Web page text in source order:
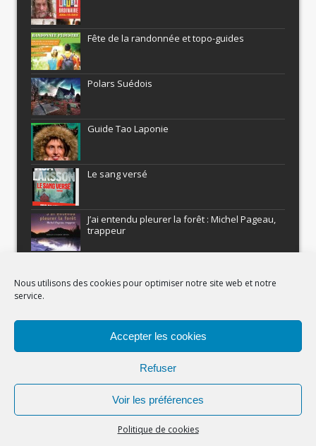
Nous utilisons des cookies pour optimiser notre site web et notre
service.
Accepter les cookies
Refuser
Voir les préférences
Politique de cookies
Fête de la randonnée et topo-guides
Polars Suédois
Guide Tao Laponie
Le sang versé
J’ai entendu pleurer la forêt : Michel Pageau,
trappeur
Recevez gratuitement Comment être un
(c) Carnets Nordiques - 2023